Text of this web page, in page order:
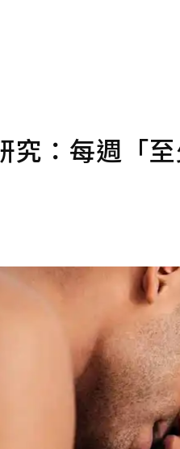
究：每週「